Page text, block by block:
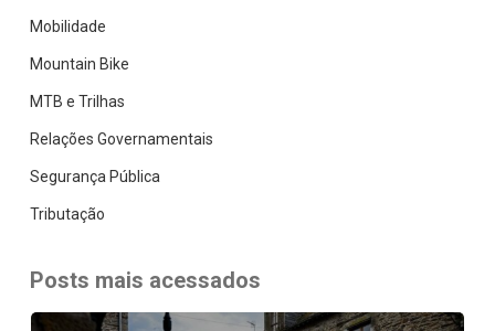
Mobilidade
Mountain Bike
MTB e Trilhas
Relações Governamentais
Segurança Pública
Tributação
Posts mais acessados